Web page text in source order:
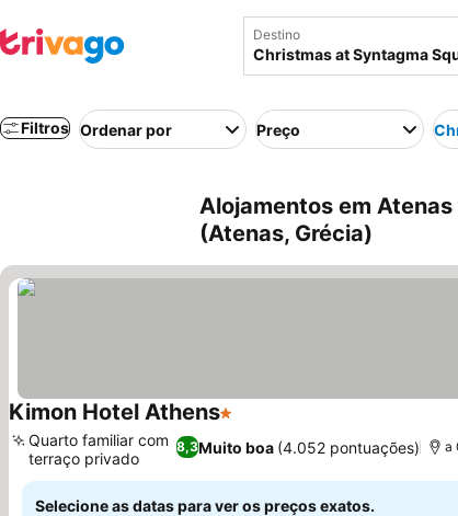
Destino
Filtros Ordenar por Preço
Alojamentos em
(Atenas, Grécia)
Kimon Hotel Athens1 Estrelas
8,3Muito boa (4.052 pontuações)
Quarto familiar com
terraço privado
a
Selecione as datas para ver os preços exatos.